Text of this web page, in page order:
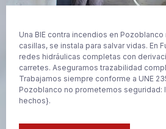
Una BIE contra incendios en
casillas, se instala para salvar vidas. En
redes hidráulicas completas con
carretes. Aseguramos trazabilidad
Trabajamos siempre conforme a UNE
Pozoblanco no prometemos seguridad:
hechos}.